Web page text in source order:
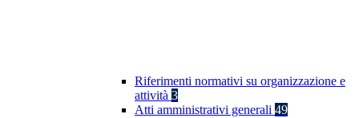
Riferimenti normativi su organizzazione e
attività 3
Atti amministrativi generali 49